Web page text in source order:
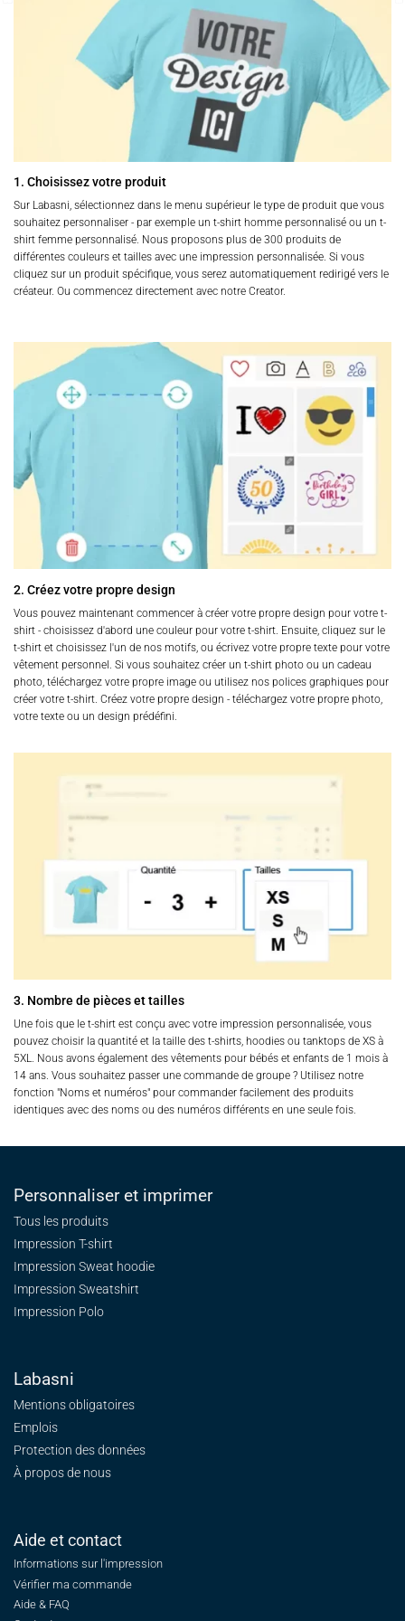
1. Choisissez votre produit
Sur Labasni, sélectionnez dans le menu supérieur le type de produit que vous
souhaitez personnaliser - par exemple un t-shirt homme personnalisé ou un t-
shirt femme personnalisé. Nous proposons plus de 300 produits de
différentes couleurs et tailles avec une impression personnalisée. Si vous
cliquez sur un produit spécifique, vous serez automatiquement redirigé vers le
créateur. Ou commencez directement avec notre Creator.
2. Créez votre propre design
Vous pouvez maintenant commencer à créer votre propre design pour votre t-
shirt - choisissez d'abord une couleur pour votre t-shirt. Ensuite, cliquez sur le
t-shirt et choisissez l'un de nos motifs, ou écrivez votre propre texte pour votre
vêtement personnel. Si vous souhaitez créer un t-shirt photo ou un cadeau
photo, téléchargez votre propre image ou utilisez nos polices graphiques pour
créer votre t-shirt. Créez votre propre design - téléchargez votre propre photo,
votre texte ou un design prédéfini.
3. Nombre de pièces et tailles
Une fois que le t-shirt est conçu avec votre impression personnalisée, vous
pouvez choisir la quantité et la taille des t-shirts, hoodies ou tanktops de XS à
5XL. Nous avons également des vêtements pour bébés et enfants de 1 mois à
14 ans. Vous souhaitez passer une commande de groupe ? Utilisez notre
fonction "Noms et numéros" pour commander facilement des produits
identiques avec des noms ou des numéros différents en une seule fois.
Personnaliser et imprimer
Tous les produits
Impression T-shirt
Impression Sweat hoodie
Impression Sweatshirt
Impression Polo
Labasni
Mentions obligatoires
Emplois
Protection des données
À propos de nous
Aide et contact
Informations sur l'impression
Vérifier ma commande
Aide & FAQ